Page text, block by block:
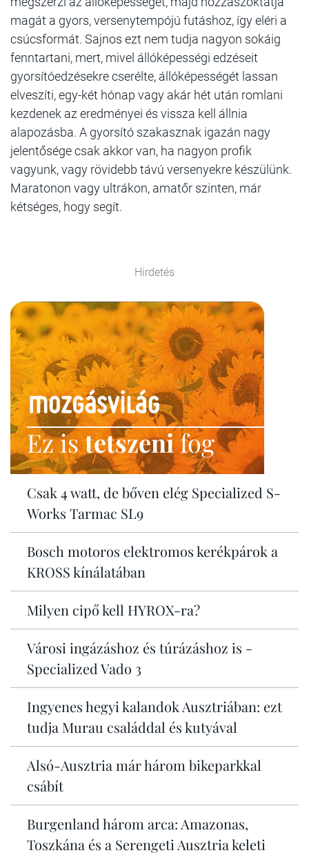
magát a gyors, versenytempójú futáshoz, így eléri a
csúcsformát. Sajnos ezt nem tudja nagyon sokáig
fenntartani, mert, mivel állóképességi edzéseit
gyorsítóedzésekre cserélte, állóképességét lassan
elveszíti, egy-két hónap vagy akár hét után romlani
kezdenek az eredményei és vissza kell állnia
alapozásba. A gyorsító szakasznak igazán nagy
jelentősége csak akkor van, ha nagyon profik
vagyunk, vagy rövidebb távú versenyekre készülünk.
Maratonon vagy ultrákon, amatőr szinten, már
kétséges, hogy segít.
Hirdetés
Ez istetszenifog
Csak 4 watt, de bőven elég Specialized S-
Works Tarmac SL9
Bosch motoros elektromos kerékpárok a
KROSS kínálatában
Milyen cipő kell HYROX-ra?
Városi ingázáshoz és túrázáshoz is -
Specialized Vado 3
Ingyenes hegyi kalandok Ausztriában: ezt
tudja Murau családdal és kutyával
Alsó-Ausztria már három bikeparkkal
csábít
Burgenland három arca: Amazonas,
Toszkána és a Serengeti Ausztria keleti